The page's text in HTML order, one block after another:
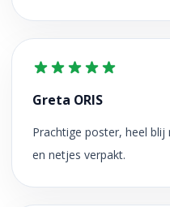
Greta ORIS
Prachtige poster, heel blij
en netjes verpakt.